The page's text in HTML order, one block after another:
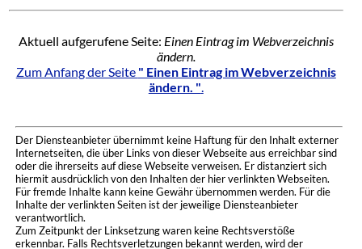
Aktuell aufgerufene Seite: Einen Eintrag im Webverzeichnis
ändern.
Zum Anfang der Seite " Einen Eintrag im Webverzeichnis
ändern. ".
Der Diensteanbieter übernimmt keine Haftung für den Inhalt externer
Internetseiten, die über Links von dieser Webseite aus erreichbar sind
oder die ihrerseits auf diese Webseite verweisen. Er distanziert sich
hiermit ausdrücklich von den Inhalten der hier verlinkten Webseiten.
Für fremde Inhalte kann keine Gewähr übernommen werden. Für die
Inhalte der verlinkten Seiten ist der jeweilige Diensteanbieter
verantwortlich.
Zum Zeitpunkt der Linksetzung waren keine Rechtsverstöße
erkennbar. Falls Rechtsverletzungen bekannt werden, wird der